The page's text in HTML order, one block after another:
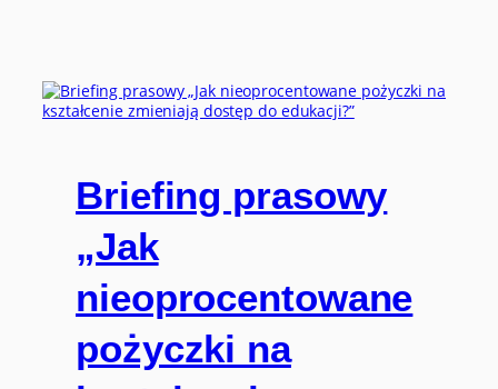
Briefing prasowy
„Jak
nieoprocentowane
pożyczki na